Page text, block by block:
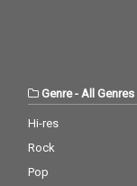
Genre- All Genres
Hi-res
Rock
Pop